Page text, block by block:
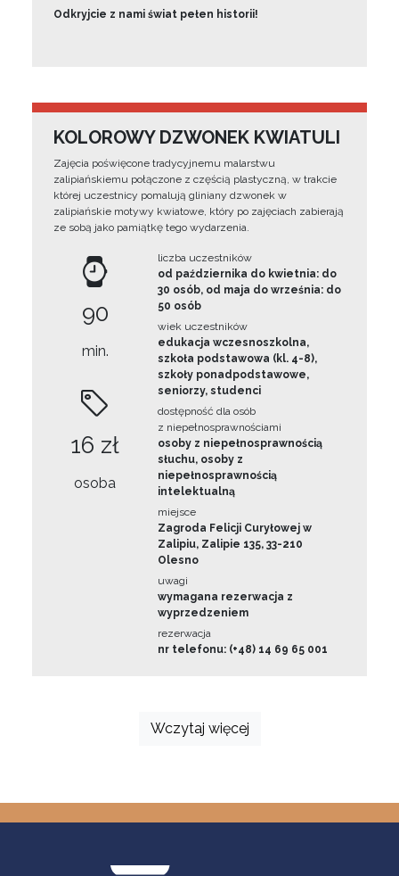
Odkryjcie z nami świat pełen historii!
KOLOROWY DZWONEK KWIATULI
Zajęcia poświęcone tradycyjnemu malarstwu
zalipiańskiemu połączone z częścią plastyczną, w trakcie
której uczestnicy pomalują gliniany dzwonek w
zalipiańskie motywy kwiatowe, który po zajęciach zabierają
ze sobą jako pamiątkę tego wydarzenia.
90
min.
16 zł
osoba
liczba uczestników
od października do kwietnia: do
30 osób, od maja do września: do
50 osób
wiek uczestników
edukacja wczesnoszkolna,
szkoła podstawowa (kl. 4-8),
szkoły ponadpodstawowe,
seniorzy, studenci
dostępność dla osób
z niepełnosprawnościami
osoby z niepełnosprawnością
słuchu, osoby z
niepełnosprawnością
intelektualną
miejsce
Zagroda Felicji Curyłowej w
Zalipiu, Zalipie 135, 33-210
Olesno
uwagi
wymagana rezerwacja z
wyprzedzeniem
rezerwacja
nr telefonu: (+48) 14 69 65 001
Wczytaj więcej